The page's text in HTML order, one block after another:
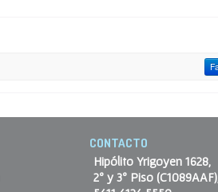
CONTACTO
Hipólito Yrigoyen 1628,
2º y 3º Piso